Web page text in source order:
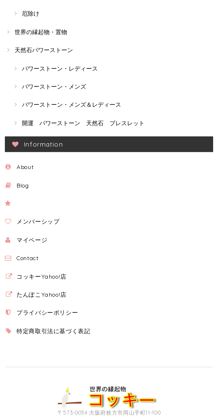
厄除け
世界の縁起物・置物
天然石パワーストーン
パワーストーン・レディース
パワーストーン・メンズ
パワーストーン・メンズ＆レディース
開運 パワーストーン 天然石 ブレスレット
Information
About
Blog
メンバーシップ
マイページ
Contact
コッキーYahoo!店
たんぽこYahoo!店
プライバシーポリシー
特定商取引法に基づく表記
〒573-0034 大阪府枚方市岡山手町11-100